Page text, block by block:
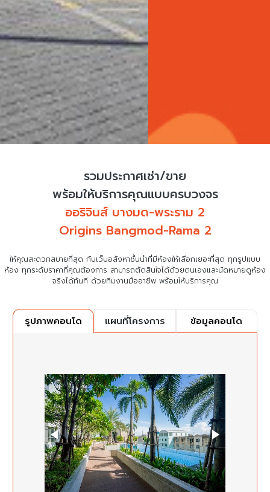
รวมประกาศเช่า/ขาย
พร้อมให้บริการคุณแบบครบวงจร
ออริจินส์ บางมด-พระราม 2
Origins Bangmod-Rama 2
ให้คุณสะดวกสบายที่สุด กับเว็บอสังหาชั้นนำที่มีห้องให้เลือกเยอะที่สุด ทุกรูปแบบ
ห้อง ทุกระดับราคาที่คุณต้องการ สามารถตัดสินใจได้ด้วยตนเองและนัดหมายดูห้อง
จริงได้ทันที ด้วยทีมงานมืออาชีพ พร้อมให้บริการคุณ
รูปภาพคอนโด แผนที่โครงการ ข้อมูลคอนโด